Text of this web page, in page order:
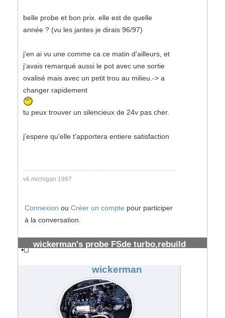
belle probe et bon prix. elle est de quelle
année ? (vu les jantes je dirais 96/97)
j'en ai vu une comme ca ce matin d'ailleurs, et
j'avais remarqué aussi le pot avec une sortie
ovalisé mais avec un petit trou au milieu.-> a
changer rapidement
tu peux trouver un silencieux de 24v pas cher.
j'espere qu'elle t'apportera entiere satisfaction
v6 michigan 1997
Connexion ou Créer un compte pour participer
à la conversation.
wickerman's probe FSde turbo,rebuild
wickerman